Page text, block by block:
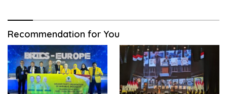
Recommendation for You